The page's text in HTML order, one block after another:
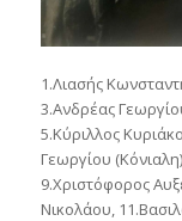
1.Λιασής
3.Ανδρέας
5.Κύριλλος
Γεωργίου
9.Χριστόφορος
Νικολάου,